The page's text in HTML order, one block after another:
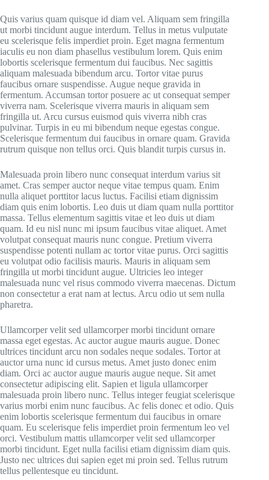
Quis varius quam quisque id diam vel. Aliquam sem fringilla
ut morbi tincidunt augue interdum. Tellus in metus vulputate
eu scelerisque felis imperdiet proin. Eget magna fermentum
iaculis eu non diam phasellus vestibulum lorem. Quis enim
lobortis scelerisque fermentum dui faucibus. Nec sagittis
aliquam malesuada bibendum arcu. Tortor vitae purus
faucibus ornare suspendisse. Augue neque gravida in
fermentum. Accumsan tortor posuere ac ut consequat semper
viverra nam. Scelerisque viverra mauris in aliquam sem
fringilla ut. Arcu cursus euismod quis viverra nibh cras
pulvinar. Turpis in eu mi bibendum neque egestas congue.
Scelerisque fermentum dui faucibus in ornare quam. Gravida
rutrum quisque non tellus orci. Quis blandit turpis cursus in.
Malesuada proin libero nunc consequat interdum varius sit
amet. Cras semper auctor neque vitae tempus quam. Enim
nulla aliquet porttitor lacus luctus. Facilisi etiam dignissim
diam quis enim lobortis. Leo duis ut diam quam nulla porttitor
massa. Tellus elementum sagittis vitae et leo duis ut diam
quam. Id eu nisl nunc mi ipsum faucibus vitae aliquet. Amet
volutpat consequat mauris nunc congue. Pretium viverra
suspendisse potenti nullam ac tortor vitae purus. Orci sagittis
eu volutpat odio facilisis mauris. Mauris in aliquam sem
fringilla ut morbi tincidunt augue. Ultricies leo integer
malesuada nunc vel risus commodo viverra maecenas. Dictum
non consectetur a erat nam at lectus. Arcu odio ut sem nulla
pharetra.
Ullamcorper velit sed ullamcorper morbi tincidunt ornare
massa eget egestas. Ac auctor augue mauris augue. Donec
ultrices tincidunt arcu non sodales neque sodales. Tortor at
auctor urna nunc id cursus metus. Amet justo donec enim
diam. Orci ac auctor augue mauris augue neque. Sit amet
consectetur adipiscing elit. Sapien et ligula ullamcorper
malesuada proin libero nunc. Tellus integer feugiat scelerisque
varius morbi enim nunc faucibus. Ac felis donec et odio. Quis
enim lobortis scelerisque fermentum dui faucibus in ornare
quam. Eu scelerisque felis imperdiet proin fermentum leo vel
orci. Vestibulum mattis ullamcorper velit sed ullamcorper
morbi tincidunt. Eget nulla facilisi etiam dignissim diam quis.
Justo nec ultrices dui sapien eget mi proin sed. Tellus rutrum
tellus pellentesque eu tincidunt.